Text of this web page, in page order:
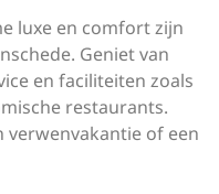
luxe en comfort zijn
Geniet van
en faciliteiten zoals
restaurants.
verwenvakantie of een